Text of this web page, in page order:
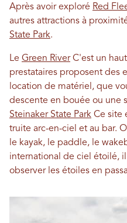
Après avoir exploré Red
autres attractions à
State Park.
Le Green RiverC'est un
prestataires proposent des
location de matériel, que
descente en bouée ou une
Steinaker State Park Ce site
truite arc-en-ciel et au bar.
le kayak, le paddle, le
international de ciel étoilé,
observer les étoiles en